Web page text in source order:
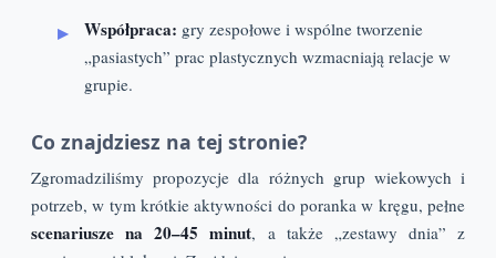
Współpraca: gry zespołowe i wspólne tworzenie
„pasiastych” prac plastycznych wzmacniają relacje w
grupie.
Co znajdziesz na tej stronie?
Zgromadziliśmy propozycje dla różnych grup wiekowych i
potrzeb, w tym krótkie aktywności do poranka w kręgu, pełne
scenariusze na 20–45 minut, a także „zestawy dnia” z